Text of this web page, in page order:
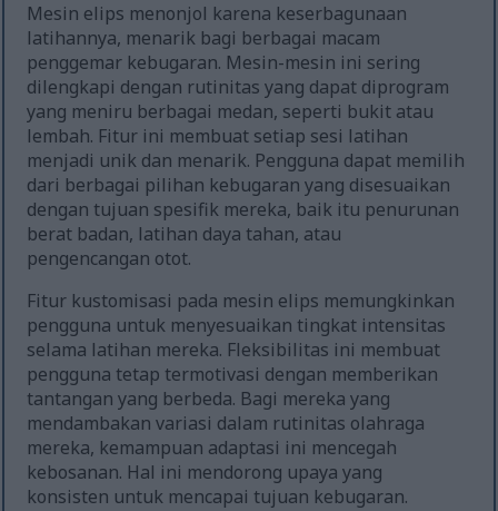
Mesin elips menonjol karena keserbagunaan
latihannya, menarik bagi berbagai macam
penggemar kebugaran. Mesin-mesin ini sering
dilengkapi dengan rutinitas yang dapat diprogram
yang meniru berbagai medan, seperti bukit atau
lembah. Fitur ini membuat setiap sesi latihan
menjadi unik dan menarik. Pengguna dapat memilih
dari berbagai pilihan kebugaran yang disesuaikan
dengan tujuan spesifik mereka, baik itu penurunan
berat badan, latihan daya tahan, atau
pengencangan otot.
Fitur kustomisasi pada mesin elips memungkinkan
pengguna untuk menyesuaikan tingkat intensitas
selama latihan mereka. Fleksibilitas ini membuat
pengguna tetap termotivasi dengan memberikan
tantangan yang berbeda. Bagi mereka yang
mendambakan variasi dalam rutinitas olahraga
mereka, kemampuan adaptasi ini mencegah
kebosanan. Hal ini mendorong upaya yang
konsisten untuk mencapai tujuan kebugaran.